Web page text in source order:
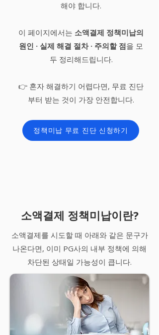
해야 합니다.
이 페이지에서는 소액결제 정책미납의
원인 · 실제 해결 절차 · 주의할 점을 모
두 정리해드립니다.
👉 혼자 해결하기 어렵다면, 무료 진단
부터 받는 것이 가장 안전합니다.
정책미납 무료 진단 신청하기
소액결제 정책미납이란?
소액결제를 시도할 때 아래와 같은 문구가
나온다면, 이미 PG사의 내부 정책에 의해
차단된 상태일 가능성이 큽니다.